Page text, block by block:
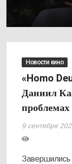
Новости кино
«Homo
Даниил
9 сентября